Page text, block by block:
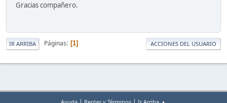
Gracias compañero.
IR ARRIBA Páginas 1 ACCIONES DEL USUARIO